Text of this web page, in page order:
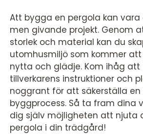
Att bygga en pergola kan
men givande projekt. Genom
storlek och material kan du
utomhusmiljö som kommer
nytta och glädje. Kom ihåg att
tillverkarens instruktioner och
noggrant för att säkerställa
byggprocess. Så ta fram dina
dig själv möjligheten att njuta
pergola i din trädgård!